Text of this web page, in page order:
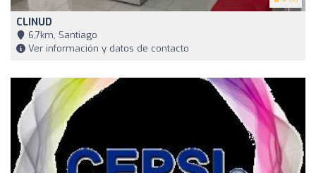
CLINUD
6,7km, Santiago
Ver información y datos de contacto